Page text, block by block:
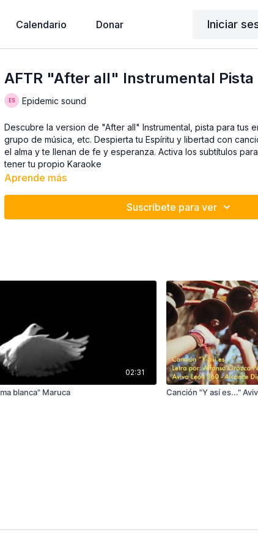
Calendario Donar Iniciar
AFTR "After all" Instrumental Pista
Epidemic sound
Descubre la version de "After all" Instrumental, pista para tus ensayos, clases, o
grupo de música, etc. Despierta tu Espíritu y libertad con
el alma y te llenan de fe y esperanza. Activa los subtítulos
tener tu propio Karaoke
Aprende más
Suscríbete para ver
02:31
blanca" Maruca Canción "Y así es..."